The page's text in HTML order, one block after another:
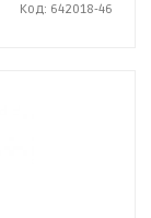
Код: 642018-46